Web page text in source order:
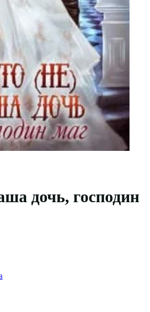
дочь, господин